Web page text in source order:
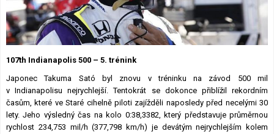
Okruhy F1
107th Indianapolis 500 – 5. trénink
Japonec Takuma Sató byl znovu v tréninku na závod 500 mil
v Indianapolisu nejrychlejší. Tentokrát se dokonce přiblížil rekordním
časům, které ve Staré cihelně piloti zajížděli naposledy před necelými 30
lety. Jeho výsledný čas na kolo 0:38,3382, který představuje průměrnou
rychlost 234,753 mil/h (377,798 km/h) je devátým nejrychlejším kolem